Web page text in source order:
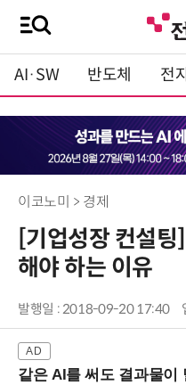
AI·SW 반도체 전
이코노미 > 경제
[기업성장 컨설팅
해야 하는 이유
발행일 : 2018-09-20 17:40
같은 AI를 써도 결과물이